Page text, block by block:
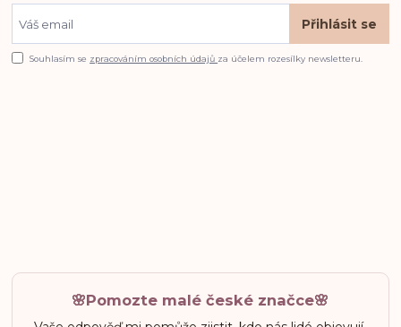
Přihlásit se
Souhlasím se zpracováním osobních údajů za účelem rozesílky newsletteru.
🌸Pomozte malé české značce🌸